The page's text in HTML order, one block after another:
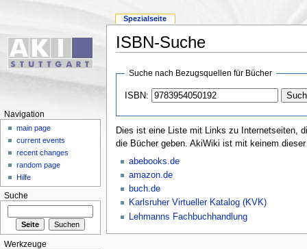
ISBN-Suche
Suche nach Bezugsquellen für Bücher
ISBN:
Dies ist eine Liste mit Links zu Internetseiten,
die Bücher geben. AkiWiki ist mit keinem
abebooks.de
amazon.de
buch.de
Karlsruher Virtueller Katalog (KVK)
Lehmanns Fachbuchhandlung
Spezialseite
Navigation
main page
current events
recent changes
random page
Hilfe
Suche
Werkzeuge